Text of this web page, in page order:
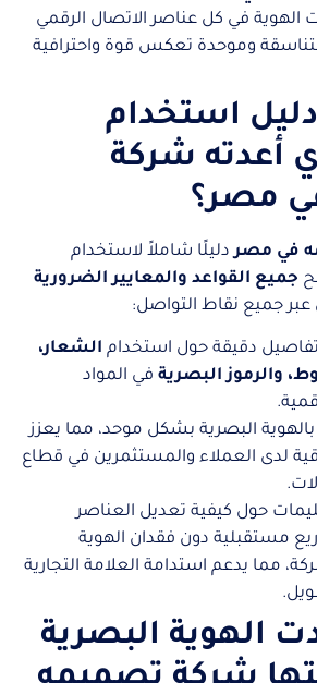
الهوية في كل عناصر الاتصال الرقمي
وموحدة تعكس قوة واحترافية
استخدام
أعدته شركة
مصر؟
في مصردليلًا شاملاً لاستخدام
جميع القواعد والمعايير الضرورية
عبر جميع نقاط التواصل:
دقيقة حول استخدام الشعار،
والرموز البصرية في المواد
بالهوية البصرية بشكل موحد، مما يعزز
لدى العملاء والمستثمرين في قطاع
حول كيفية تعديل العناصر
مستقبلية دون فقدان الهوية
مما يدعم استدامة العلامة التجارية
الهوية البصرية